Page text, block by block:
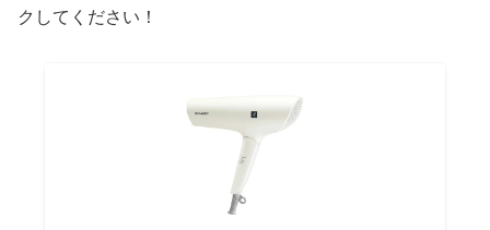
クしてください！